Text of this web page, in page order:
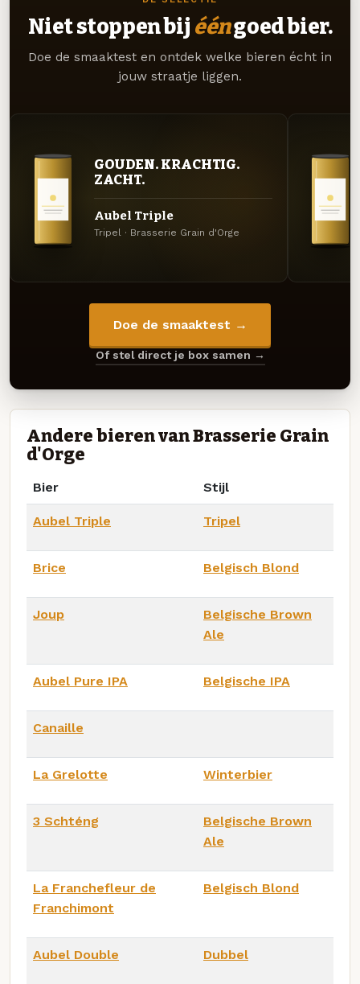
Niet stoppen bij ééngoed bier.
Doe de smaaktest en ontdek welke bieren écht in
jouw straatje liggen.
GOUDEN. KRACHTIG.
ZACHT.
Aubel Triple
Tripel · Brasserie Grain d'Orge
Doe de smaaktest →
Of stel direct je box samen →
Andere bieren van Brasserie Grain
d'Orge
Bier Stijl
Aubel Triple Tripel
Brice Belgisch Blond
Joup
Belgische Brown
Ale
Aubel Pure IPA Belgische IPA
Canaille
La Grelotte Winterbier
3 Schténg
Belgische Brown
Ale
La Franchefleur de
Franchimont
Belgisch Blond
Aubel Double Dubbel